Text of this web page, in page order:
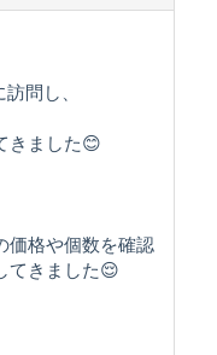
問し、
きました😊
価格や個数を確認
てきました😌